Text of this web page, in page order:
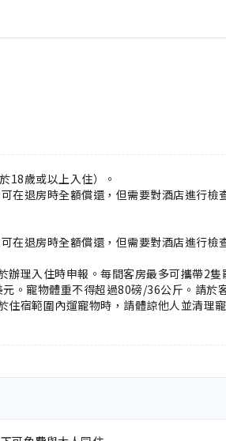
18歲或以上入住）。
在退房時全額償還，但需要對酒店進行檢
在退房時全額償還，但需要對酒店進行檢
理入住時申報。每間客房最多可攜帶2
。寵物體重不得超過80磅/36公斤。請於
宿範圍內遛寵物時，請體諒他人並清理